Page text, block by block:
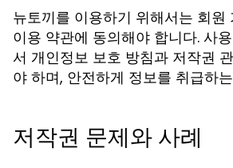
뉴토끼를 이용하기 위해서는 회원
이용 약관에 동의해야 합니다. 사
서 개인정보 보호 방침과 저작권
야 하며, 안전하게 정보를 취급하
저작권 문제와 사례